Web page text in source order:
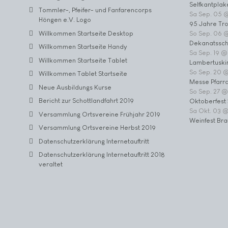
Tommler-, Pfeifer- und Fanfarencorps
Höngen e.V. Logo
Willkommen Startseite Desktop
Willkommen Startseite Handy
Willkommen Startseite Tablet
Willkommen Tablet Startseite
Neue Ausbildungs Kurse
Bericht zur Schottlandfahrt 2019
Versammlung Ortsvereine Frühjahr 2019
Versammlung Ortsvereine Herbst 2019
Datenschutzerklärung Internetauftritt
Datenschutzerklärung Internetauftritt 2018
veraltet
Sa Sep. 05
95 Jahre
So Sep. 06
Sa Sep. 19
So Sep. 20
Messe
So Sep. 27
Oktoberfest
Sa Okt. 03
Weinfest